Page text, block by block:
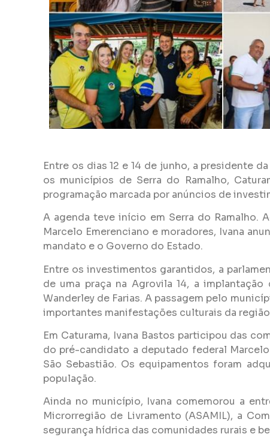
Entre os dias 12 e 14 de junho, a presidente
os municípios de Serra do Ramalho,
programação marcada por anúncios de
A agenda teve início em Serra do
Marcelo Emerenciano e moradores, Ivana
mandato e o Governo do Estado.
Entre os investimentos garantidos, a
de uma praça na Agrovila 14, a
Wanderley de Farias. A passagem pelo
importantes manifestações culturais da
Em Caturama, Ivana Bastos participou das
do pré-candidato a deputado federal
São Sebastião. Os equipamentos foram
população.
Ainda no município, Ivana comemorou a
Microrregião de Livramento (ASAMIL), a
segurança hídrica das comunidades rurais e